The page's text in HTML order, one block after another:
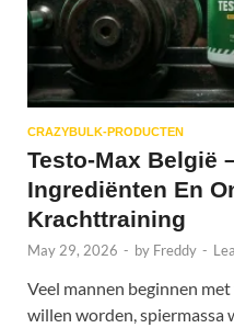
CRAZYBULK-PRODUCTEN
Testo-Max België
Ingrediënten En
Krachttraining
May 29, 2026 - by Freddy -
Veel mannen beginnen
willen worden, spiermassa